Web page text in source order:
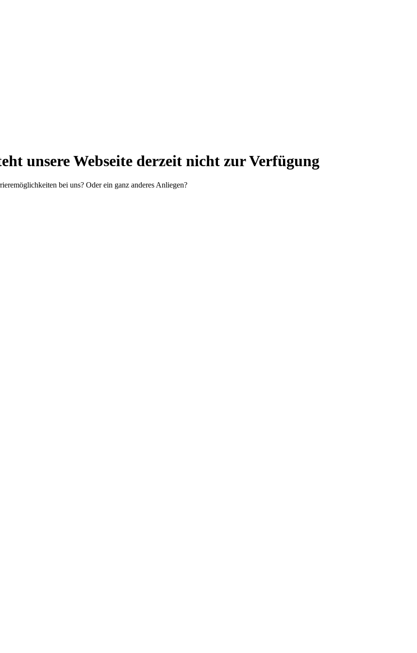
unsere Webseite derzeit nicht zur Verfügung
bei uns? Oder ein ganz anderes Anliegen?